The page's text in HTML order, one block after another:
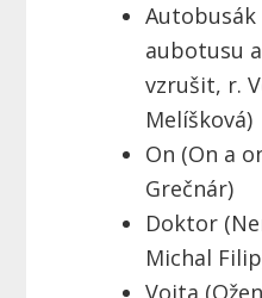
Autobusák
aubotusu
vzrušit, r.
Melíšková)
On (On a
Grečnár)
Doktor
Michal